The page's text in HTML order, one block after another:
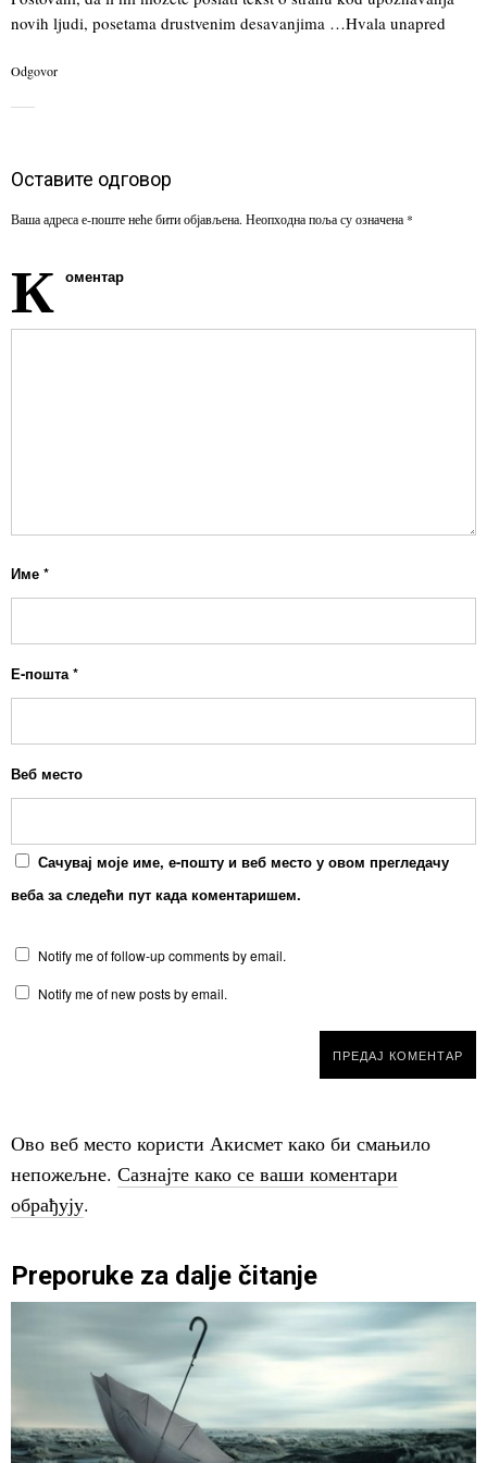
novih ljudi, posetama drustvenim desavanjima …Hvala unapred
Odgovor
Оставите одговор
Ваша адреса е-поште неће бити објављена. Неопходна поља су означена *
К оментар
Име *
Е-пошта*
Веб место
Сачувај моје име, е-пошту и веб место у овом прегледачу
веба за следећи пут када коментаришем.
Notify me of follow-up comments by email.
Notify me of new posts by email.
Ово веб место користи Акисмет како би смањило
непожељне. Сазнајте како се ваши коментари
обрађују.
Preporuke za dalje čitanje